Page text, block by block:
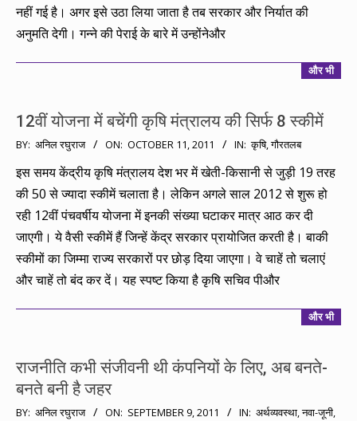
नहीं गई है। अगर इसे उठा लिया जाता है तब सरकार और निर्यात की
अनुमति देगी। गन्ने की पेराई के बारे में उन्होंनेऔर
और भी
12वीं योजना में बचेंगी कृषि मंत्रालय की सिर्फ 8 स्कीमें
2011-
11
BY: अनिल रघुराज ON: OCTOBER 11, 2011 IN: कृषि,गौरतलब
इस समय केंद्रीय कृषि मंत्रालय देश भर में खेती-किसानी से जुड़ी 19 तरह
की 50 से ज्यादा स्कीमें चलाता है। लेकिन अगले साल 2012 से शुरू हो
रही 12वीं पंचवर्षीय योजना में इनकी संख्या घटाकर मात्र आठ कर दी
जाएगी। ये वैसी स्कीमें हैं जिन्हें केंद्र सरकार प्रायोजित करती है। बाकी
स्कीमों का जिम्मा राज्य सरकारों पर छोड़ दिया जाएगा। वे चाहें तो चलाएं
और चाहें तो बंद कर दें। यह स्पष्ट किया है कृषि सचिव पीऔर
और भी
राजनीति कभी संजीवनी थी कंपनियों के लिए, अब बनते-
बनते बनी है जहर
2011-
BY: अनिल रघुराज ON: SEPTEMBER 9, 2011 IN: अर्थव्यवस्था,नवा-जूनी,